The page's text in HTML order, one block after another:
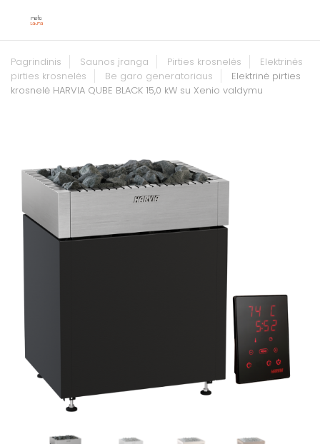
Pagrindinis Saunos įranga Pirties krosnelės
Elektrinės
pirties krosnelės
Be garo generatoriaus
Elektrinė pirties
krosnelė HARVIA QUBE BLACK 15,0 kW su Xenio valdymu